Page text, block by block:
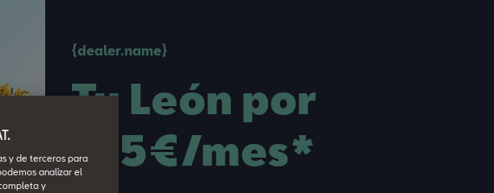
{dealer.name}
Tu León por
125€/mes*​
y de terceros para
analizar el
y